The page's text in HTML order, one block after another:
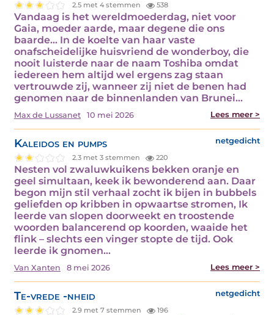
2.5 met 4 stemmen 538
Vandaag is het wereldmoederdag, niet voor
Gaia, moeder aarde, maar degene die ons
baarde... In de koelte van haar vaste
onafscheidelijke huisvriend de wonderboy, die
nooit luisterde naar de naam Toshiba omdat
iedereen hem altijd wel ergens zag staan
vertrouwde zij, wanneer zij niet de benen had
genomen naar de binnenlanden van Brunei…
Max de Lussanet 10 mei 2026 Lees meer >
Kaleidos en pumps netgedicht
2.3 met 3 stemmen 220
Nesten vol zwaluwkuikens bekken oranje en
geel simultaan, keek ik bewonderend aan. Daar
begon mijn stil verhaal zocht ik bijen in bubbels
geliefden op kribben in opwaartse stromen, Ik
leerde van slopen doorweekt en troostende
woorden balancerend op koorden, waaide het
flink – slechts een vinger stopte de tijd. Ook
leerde ik gnomen…
Van Xanten 8 mei 2026 Lees meer >
Te-vrede -nheid netgedicht
2.9 met 7 stemmen 196